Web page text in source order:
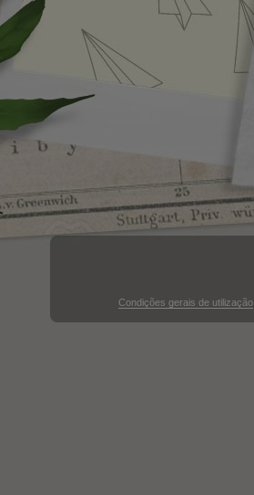
Condições gerais de utilização